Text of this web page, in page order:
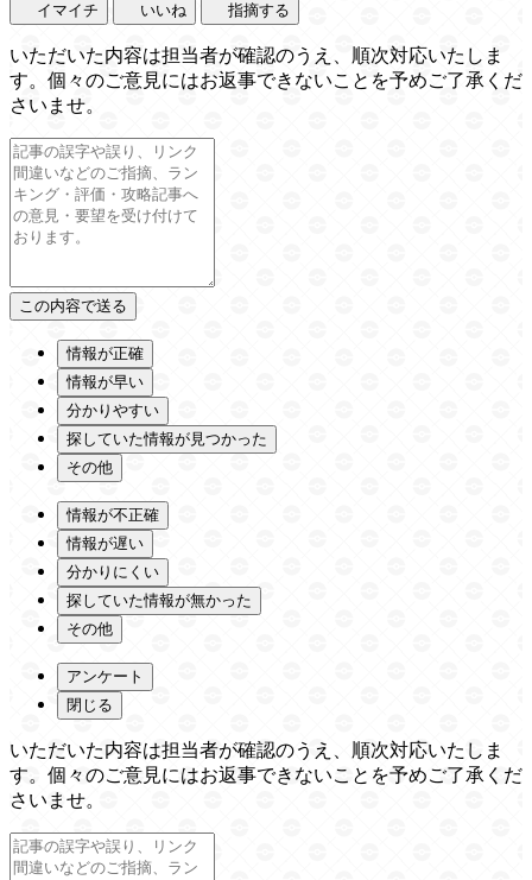
イマイチ いいね 指摘する
いただいた内容は担当者が確認のうえ、順次対応いたしま
す。個々のご意見にはお返事できないことを予めご了承くだ
さいませ。
情報が正確
情報が早い
分かりやすい
探していた情報が見つかった
その他
情報が不正確
情報が遅い
分かりにくい
探していた情報が無かった
その他
アンケート
閉じる
いただいた内容は担当者が確認のうえ、順次対応いたしま
す。個々のご意見にはお返事できないことを予めご了承くだ
さいませ。